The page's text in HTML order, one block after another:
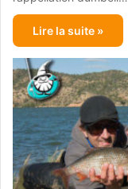
Lire la suite »